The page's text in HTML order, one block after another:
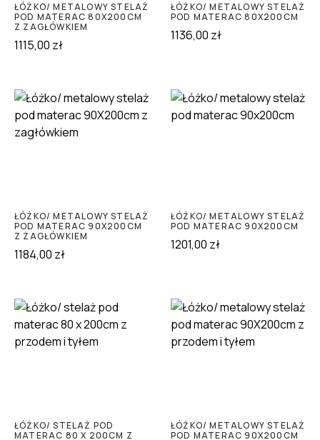
ŁÓŻKO/ METALOWY STELAŻ
POD MATERAC 80X200CM
Z ZAGŁÓWKIEM
1115,00 zł
ŁÓŻKO/ METALOWY STELAŻ
POD MATERAC 80X200CM
1136,00 zł
ŁÓŻKO/ METALOWY STELAŻ
POD MATERAC 90X200CM
Z ZAGŁÓWKIEM
1184,00 zł
ŁÓŻKO/ METALOWY STELAŻ
POD MATERAC 90X200CM
1201,00 zł
ŁÓŻKO/ STELAŻ POD
MATERAC 80 X 200CM Z
ŁÓŻKO/ METALOWY STELAŻ
POD MATERAC 90X200CM